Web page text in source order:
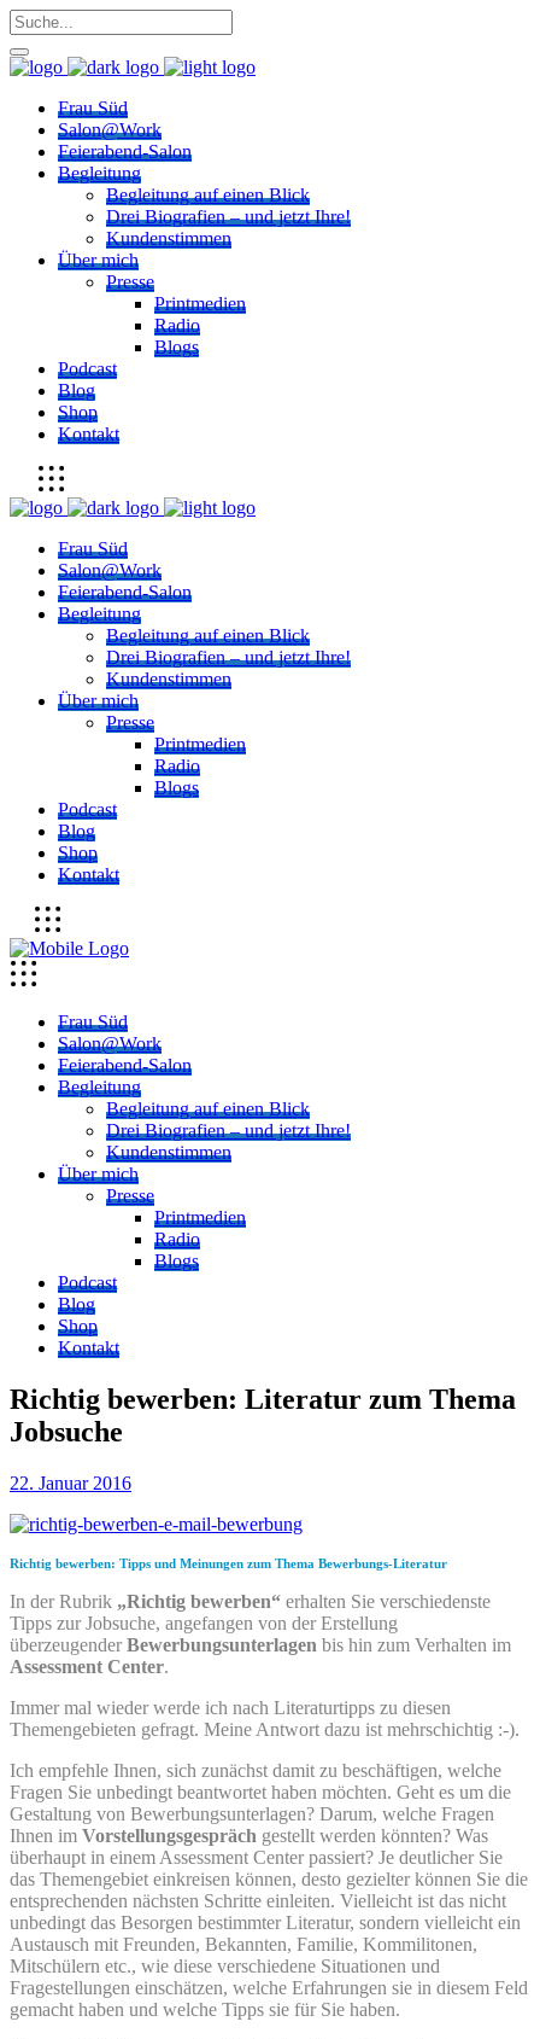
Frau Süd
Salon@Work
Feierabend-Salon
Begleitung
Begleitung auf einen Blick
Drei Biografien – und jetzt Ihre!
Kundenstimmen
Über mich
Presse
Printmedien
Radio
Blogs
Podcast
Blog
Shop
Kontakt
Frau Süd
Salon@Work
Feierabend-Salon
Begleitung
Begleitung auf einen Blick
Drei Biografien – und jetzt Ihre!
Kundenstimmen
Über mich
Presse
Printmedien
Radio
Blogs
Podcast
Blog
Shop
Kontakt
Frau Süd
Salon@Work
Feierabend-Salon
Begleitung
Begleitung auf einen Blick
Drei Biografien – und jetzt Ihre!
Kundenstimmen
Über mich
Presse
Printmedien
Radio
Blogs
Podcast
Blog
Shop
Kontakt
Richtig bewerben: Literatur zum Thema
Jobsuche
22. Januar 2016
Richtig bewerben: Tipps und Meinungen zum Thema Bewerbungs-Literatur
In der Rubrik „Richtig bewerben“ erhalten Sie verschiedenste
Tipps zur Jobsuche, angefangen von der Erstellung
überzeugender Bewerbungsunterlagen bis hin zum Verhalten im
Assessment Center.
Immer mal wieder werde ich nach Literaturtipps zu diesen
Themengebieten gefragt. Meine Antwort dazu ist mehrschichtig :-).
Ich empfehle Ihnen, sich zunächst damit zu beschäftigen, welche
Fragen Sie unbedingt beantwortet haben möchten. Geht es um die
Gestaltung von Bewerbungsunterlagen? Darum, welche Fragen
Ihnen im Vorstellungsgespräch gestellt werden könnten? Was
überhaupt in einem Assessment Center passiert? Je deutlicher Sie
das Themengebiet einkreisen können, desto gezielter können Sie die
entsprechenden nächsten Schritte einleiten. Vielleicht ist das nicht
unbedingt das Besorgen bestimmter Literatur, sondern vielleicht ein
Austausch mit Freunden, Bekannten, Familie, Kommilitonen,
Mitschülern etc., wie diese verschiedene Situationen und
Fragestellungen einschätzen, welche Erfahrungen sie in diesem Feld
gemacht haben und welche Tipps sie für Sie haben.